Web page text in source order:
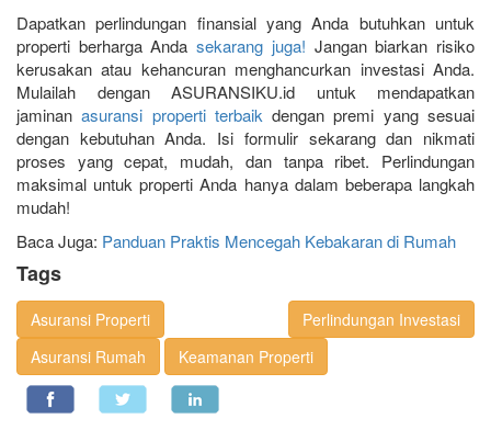
Dapatkan perlindungan finansial yang Anda butuhkan untuk
properti berharga Andasekarang juga! Jangan biarkan risiko
kerusakan atau kehancuran menghancurkan investasi Anda.
Mulailah dengan ASURANSIKU.id untuk mendapatkan
jaminanasuransi properti terbaik dengan premi yang sesuai
dengan kebutuhan Anda. Isi formulir sekarang dan nikmati
proses yang cepat, mudah, dan tanpa ribet. Perlindungan
maksimal untuk properti Anda hanya dalam beberapa langkah
mudah!
Baca Juga: Panduan Praktis Mencegah Kebakaran di Rumah
Tags
Asuransi Properti
Perlindungan Investasi
Asuransi Rumah
Keamanan Properti